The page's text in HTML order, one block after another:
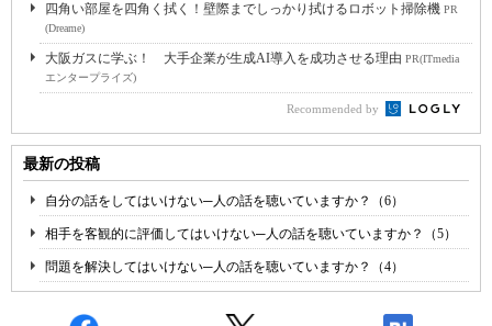
四角い部屋を四角く拭く！壁際までしっかり拭けるロボット掃除機 PR
(Dreame)
大阪ガスに学ぶ！ 大手企業が生成AI導入を成功させる理由 PR(ITmedia
エンタープライズ)
Recommended by
最新の投稿
自分の話をしてはいけない─人の話を聴いていますか？（6）
相手を客観的に評価してはいけない─人の話を聴いていますか？（5）
問題を解決してはいけない─人の話を聴いていますか？（4）